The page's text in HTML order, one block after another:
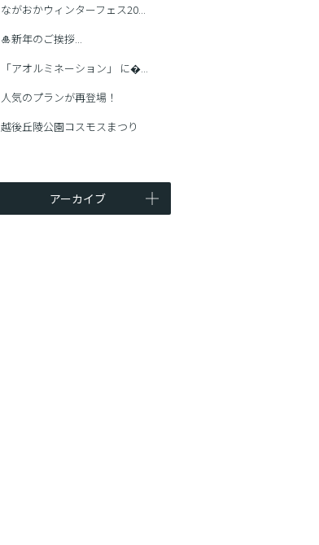
ながおかウィンターフェス20...
🎍新年のご挨拶...
「アオルミネーション」 に�...
人気のプランが再登場！
越後丘陵公園コスモスまつり
アーカイブ